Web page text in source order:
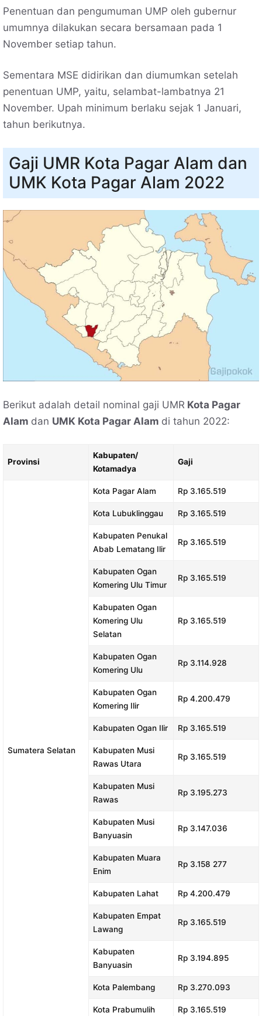
Penentuan dan pengumuman UMP oleh gubernur
umumnya dilakukan secara bersamaan pada 1
November setiap tahun.
Sementara MSE didirikan dan diumumkan setelah
penentuan UMP, yaitu, selambat-lambatnya 21
November. Upah minimum berlaku sejak 1 Januari,
tahun berikutnya.
Gaji UMR Kota Pagar Alam dan
UMK Kota Pagar Alam 2022
Berikut adalah detail nominal gaji UMR Kota Pagar
Alam dan UMK Kota Pagar Alam di tahun 2022:
Provinsi
Kabupaten/
Kotamadya
Gaji
Sumatera Selatan
Kota Pagar Alam Rp 3.165.519
Kota Lubuklinggau Rp 3.165.519
Kabupaten Penukal
Abab Lematang Ilir
Rp 3.165.519
Kabupaten Ogan
Komering Ulu Timur
Rp 3.165.519
Kabupaten Ogan
Komering Ulu
Selatan
Rp 3.165.519
Kabupaten Ogan
Komering Ulu
Rp 3.114.928
Kabupaten Ogan
Komering Ilir
Rp 4.200.479
Kabupaten Ogan Ilir Rp 3.165.519
Kabupaten Musi
Rawas Utara
Rp 3.165.519
Kabupaten Musi
Rawas
Rp 3.195.273
Kabupaten Musi
Banyuasin
Rp 3.147.036
Kabupaten Muara
Enim
Rp 3.158 277
Kabupaten Lahat Rp 4.200.479
Kabupaten Empat
Lawang
Rp 3.165.519
Kabupaten
Banyuasin
Rp 3.194.895
Kota Palembang Rp 3.270.093
Kota Prabumulih Rp 3.165.519